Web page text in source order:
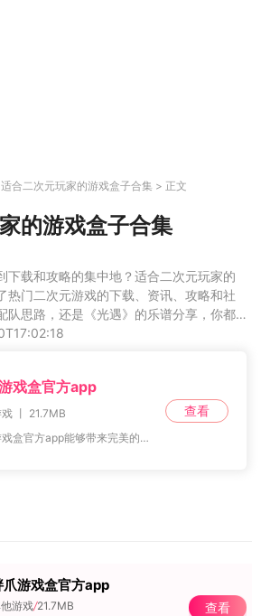
适合二次元玩家的游戏盒子合集 正文
的游戏盒子合集
下载和攻略的集中地？适合二次元玩家的
热门二次元游戏的下载、资讯、攻略和社
队思路，还是《光遇》的乐谱分享，你都
子，满足你对二次元游戏的所有幻想。
过。
戏盒官方app
丨 21.7MB
胖爪游戏盒官方app能够带来完美的游戏盒子软件，胖爪游戏盒app是一款专为游戏爱好者设计的游戏平台，它汇集了海量优质游戏内容，满足不同玩家的需求。在这里，玩家可
查看
爪游戏盒官方app
游戏/21.7MB
查看